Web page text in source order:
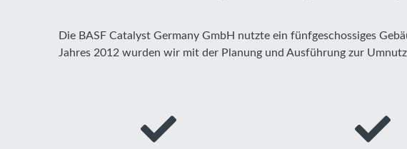
Die BASF Catalyst Germany GmbH nutzte ein fünfgeschossiges
Jahres 2012 wurden wir mit der Planung und Ausführung zur